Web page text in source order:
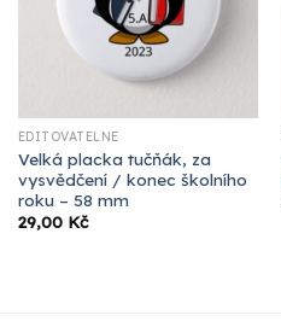
EDITOVATELNÉ
Velká placka tučňák, za
vysvědčení / konec školního
roku – 58 mm
29,00 Kč